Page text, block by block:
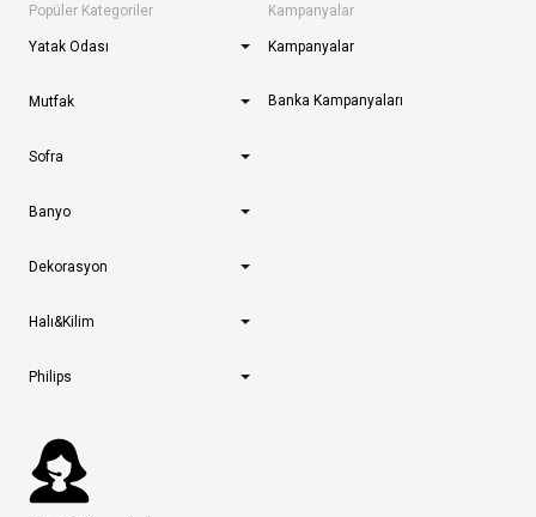
Popüler Kategoriler
Yatak Odası
Mutfak
Sofra
Banyo
Dekorasyon
Halı&Kilim
Philips
Kampanyalar
Kampanyalar
Banka Kampanyaları